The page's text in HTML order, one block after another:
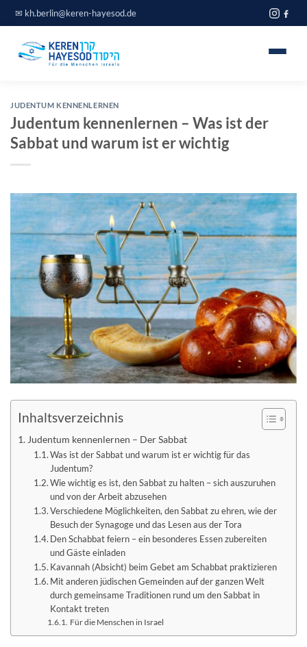
Zum
Inhalt
springen
✉ kh.berlin@keren-hayesod.de
Journal
Blog
Kontakt
♥ Jetzt spenden
JUDENTUM KENNENLERNEN
Judentum kennenlernen – Was ist der
Sabbat und warum ist er wichtig
Inhaltsverzeichnis
Judentum kennenlernen – Der Sabbat
Was ist der Sabbat und warum ist er wichtig für das
Judentum?
Wie wichtig es ist, den Sabbat zu halten – sich auszuruhen
und von der Arbeit abzusehen
Verschiedene Möglichkeiten, den Sabbat zu ehren, wie der
Besuch der Synagoge und das Lesen aus der Tora
Den Schabbat feiern – ein besonderes Essen zubereiten
und Gäste einladen
Kavannah (Absicht) beim Gebet am Schabbat praktizieren
Mit anderen jüdischen Gemeinden auf der ganzen Welt
durch gemeinsame Traditionen rund um den Sabbat in
Kontakt treten
Für die Menschen in Israel